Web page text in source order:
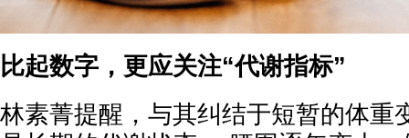
比起数字，更应关注“代谢指标”
林素菁提醒，与其纠结于短暂的体重